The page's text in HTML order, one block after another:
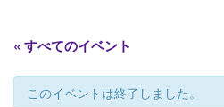
« すべてのイベント
このイベントは終了しました。